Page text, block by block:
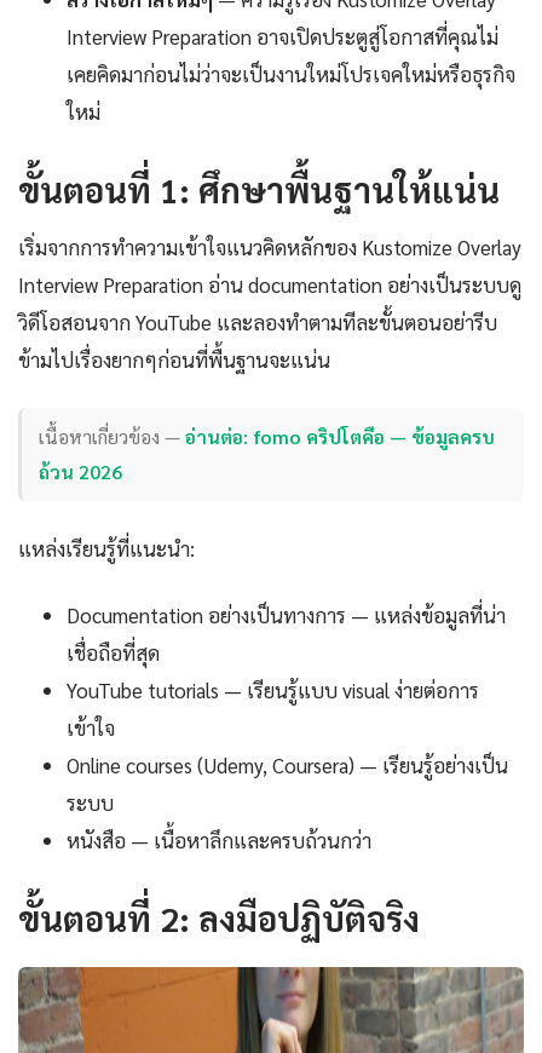
Interview Preparation อาจเปิดประตูสู่โอกาสที่คุณไม่
เคยคิดมาก่อนไม่ว่าจะเป็นงานใหม่โปรเจคใหม่หรือธุรกิจ
ใหม่
ขั้นตอนที่ 1: ศึกษาพื้นฐานให้แน่น
เริ่มจากการทำความเข้าใจแนวคิดหลักของ Kustomize Overlay
Interview Preparation อ่าน documentation อย่างเป็นระบบดู
วิดีโอสอนจาก YouTube และลองทำตามทีละขั้นตอนอย่ารีบ
ข้ามไปเรื่องยากๆก่อนที่พื้นฐานจะแน่น
เนื้อหาเกี่ยวข้อง —อ่านต่อ: fomo คริปโตคือ — ข้อมูลครบ
ถ้วน 2026
แหล่งเรียนรู้ที่แนะนำ:
Documentation อย่างเป็นทางการ — แหล่งข้อมูลที่น่า
เชื่อถือที่สุด
YouTube tutorials — เรียนรู้แบบ visual ง่ายต่อการ
เข้าใจ
Online courses (Udemy, Coursera) — เรียนรู้อย่างเป็น
ระบบ
หนังสือ — เนื้อหาลึกและครบถ้วนกว่า
ขั้นตอนที่ 2: ลงมือปฏิบัติจริง